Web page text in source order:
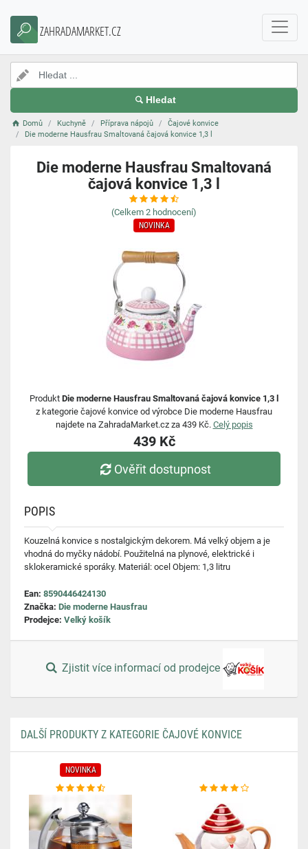
ZAHRADAMARKET.CZ
Hledat
Domů Kuchyně Příprava nápojů
Čajové konvice
Die moderne Hausfrau Smaltovaná čajová konvice 1,3 l
Die moderne Hausfrau Smaltovaná
čajová konvice 1,3 l
(Celkem 2 hodnocení)
NOVINKA
Produkt Die moderne Hausfrau Smaltovaná čajová konvice 1,3 l
z kategorie čajové konvice od výrobce Die moderne Hausfrau
najdete na ZahradaMarket.cz za 439 Kč. Celý popis
439 Kč
Ověřit dostupnost
POPIS
Kouzelná konvice s nostalgickým dekorem. Má velký objem a je
vhodná do myčky nádobí. Použitelná na plynové, elektrické i
sklokeramické sporáky. Materiál: ocel Objem: 1,3 litru
Ean: 8590446424130
Značka: Die moderne Hausfrau
Prodejce: Velký košík
Zjistit více informací od prodejce
DALŠÍ PRODUKTY Z KATEGORIE ČAJOVÉ KONVICE
NOVINKA